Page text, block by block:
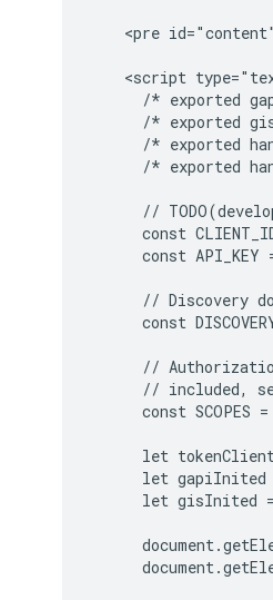
<pre
<script
/* exported
/* exported
/* exported
/* exported
//
const
const API_KEY
// Discovery
const
//
// included,
const SCOPES
let
let gapiInited
let gisInited